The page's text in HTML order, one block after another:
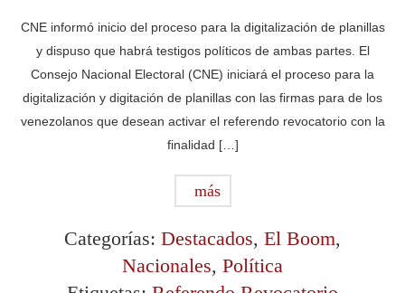
CNE informó inicio del proceso para la digitalización de planillas
y dispuso que habrá testigos políticos de ambas partes. El
Consejo Nacional Electoral (CNE) iniciará el proceso para la
digitalización y digitación de planillas con las firmas para de los
venezolanos que desean activar el referendo revocatorio con la
finalidad […]
más
Categorías: Destacados, El Boom,
Nacionales, Política